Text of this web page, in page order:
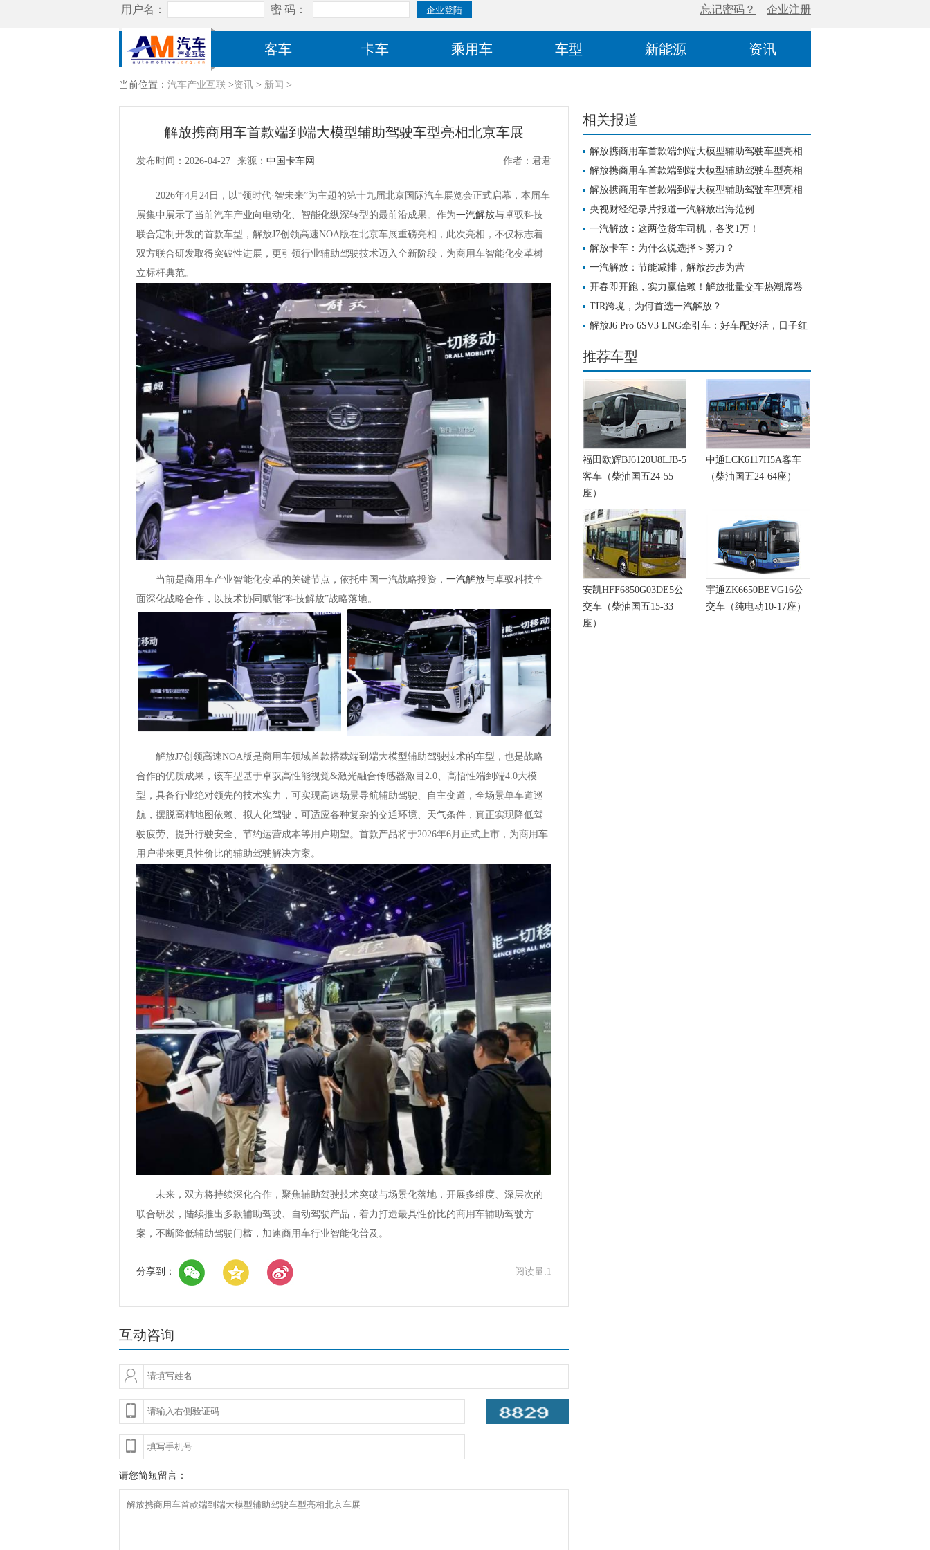
客车 卡车 乘用车 车型 新能源 资讯
当前位置： 汽车产业互联 >资讯 > 新闻 >
解放携商用车首款端到端大模型辅助驾驶车型亮相北京车展
发布时间：2026-04-27 来源： 中国卡车网 作者：君君
2026年4月24日，以“领时代·智未来”为主题的第十九届北京国际汽车展览会正式启幕，本届车
展集中展示了当前汽车产业向电动化、智能化纵深转型的最前沿成果。作为一汽解放与卓驭科技
联合定制开发的首款车型，解放J7创领高速NOA版在北京车展重磅亮相，此次亮相，不仅标志着
双方联合研发取得突破性进展，更引领行业辅助驾驶技术迈入全新阶段，为商用车智能化变革树
立标杆典范。
当前是商用车产业智能化变革的关键节点，依托中国一汽战略投资， 一汽解放与卓驭科技全
面深化战略合作，以技术协同赋能“科技解放”战略落地。
解放J7创领高速NOA版是商用车领域首款搭载端到端大模型辅助驾驶技术的车型，也是战略
合作的优质成果，该车型基于卓驭高性能视觉&激光融合传感器激目2.0、高悟性端到端4.0大模
型，具备行业绝对领先的技术实力，可实现高速场景导航辅助驾驶、自主变道，全场景单车道巡
航，摆脱高精地图依赖、拟人化驾驶，可适应各种复杂的交通环境、天气条件，真正实现降低驾
驶疲劳、提升行驶安全、节约运营成本等用户期望。首款产品将于2026年6月正式上市，为商用车
用户带来更具性价比的辅助驾驶解决方案。
未来，双方将持续深化合作，聚焦辅助驾驶技术突破与场景化落地，开展多维度、深层次的
联合研发，陆续推出多款辅助驾驶、自动驾驶产品，着力打造最具性价比的商用车辅助驾驶方
案，不断降低辅助驾驶门槛，加速商用车行业智能化普及。
分享到： 阅读量:1
互动咨询
请您简短留言：
相关报道
解放携商用车首款端到端大模型辅助驾驶车型亮相
北京车展
解放携商用车首款端到端大模型辅助驾驶车型亮相
北京车展
解放携商用车首款端到端大模型辅助驾驶车型亮相
北京车展
央视财经纪录片报道一汽解放出海范例
一汽解放：这两位货车司机，各奖1万！
解放卡车：为什么说选择＞努力？
一汽解放：节能减排，解放步步为营
开春即开跑，实力赢信赖！解放批量交车热潮席卷
全国！
TIR跨境，为何首选一汽解放？
解放J6 Pro 6SV3 LNG牵引车：好车配好活，日子红
推荐车型
福田欧辉BJ6120U8LJB-5
客车（柴油国五24-55
座）
中通LCK6117H5A客车
（柴油国五24-64座）
安凯HFF6850G03DE5公
交车（柴油国五15-33
座）
宇通ZK6650BEVG16公
交车（纯电动10-17座）